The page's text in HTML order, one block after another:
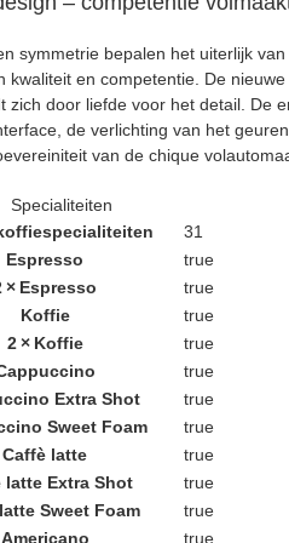
symmetrie bepalen het uiterlijk
kwaliteit en competentie. De
zich door liefde voor het detail. De
de verlichting van het
van de chique
Specialiteiten
31
Espresso
true
× Espresso
true
Koffie
true
2 × Koffie
true
true
Extra Shot
true
Sweet Foam
true
Caffè latte
true
latte Extra Shot
true
Sweet Foam
true
Americano
true